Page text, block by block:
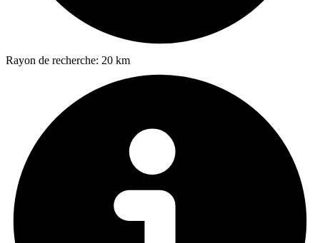
Rayon de recherche: 20 km